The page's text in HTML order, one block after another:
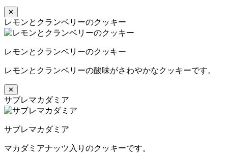
✕
レモンとクランベリーのクッキー
レモンとクランベリーのクッキー
レモンとクランベリーの酸味がさわやかなクッキーです。
✕
サブレマカダミア
サブレマカダミア
マカダミアナッツ入りのクッキーです。